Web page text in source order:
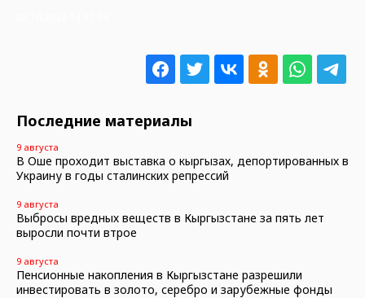
Последние материалы
9 августа
В Оше проходит выставка о кыргызах, депортированных в
Украину в годы сталинских репрессий
9 августа
Выбросы вредных веществ в Кыргызстане за пять лет
выросли почти втрое
9 августа
Пенсионные накопления в Кыргызстане разрешили
инвестировать в золото, серебро и зарубежные фонды